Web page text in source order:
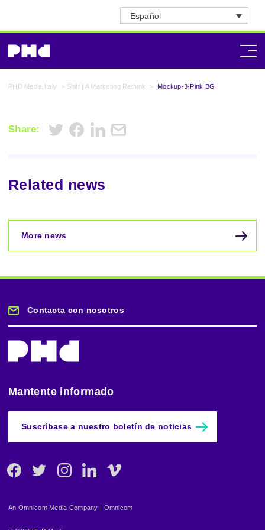
Español
PHD Media Italy > Shift | A Marketing Rethink > Mockup-3-Pink BG
Share:
Related news
More news
Contacta con nosotros
Mantente informado
Suscríbase a nuestro boletín de noticias
FacebookTwitter InstagramLinkedinVimeo
An Omnicom Media Company | Omnicom